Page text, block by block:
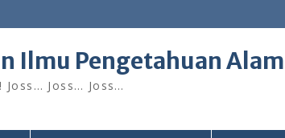
Ilmu Pengetahuan Alam
Joss… Joss… Joss…